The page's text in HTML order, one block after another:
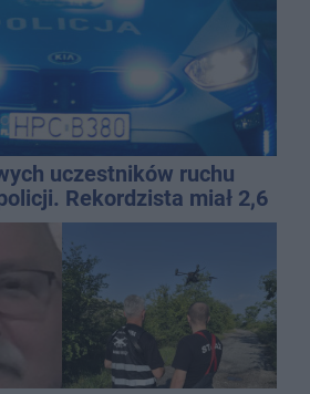
uczestników ruchu
Rekordzista miał 2,6